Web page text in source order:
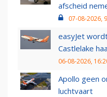
afscheid
07-08-2026,
easyJet
Castlelake
06-08-2026,
Apollo geen
luchtvaart